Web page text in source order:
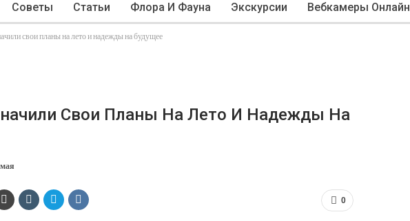
Советы Статьи Флора И Фауна Экскурсии Вебкамеры Онлайн
свои планы на лето и надежды на будущее
Свои Планы На Лето И Надежды На
0